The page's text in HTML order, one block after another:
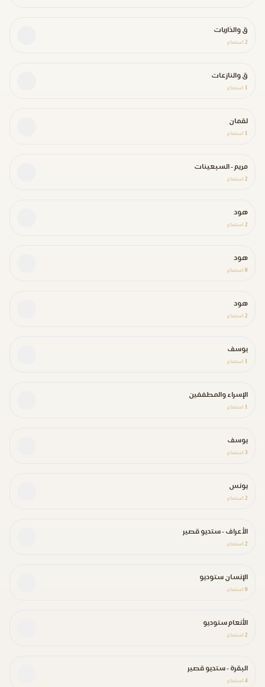
ق والذاريات
2 استماع
ق والنازعات
1 استماع
لقمان
1 استماع
مريم - السبعينات
2 استماع
هود
2 استماع
هود
0 استماع
هود
2 استماع
يوسف
1 استماع
الإسراء والمطففين
1 استماع
يوسف
3 استماع
يونس
2 استماع
الأعراف - ستديو قصير
2 استماع
الإنسان ستوديو
0 استماع
الأنعام ستوديو
2 استماع
البقرة - ستديو قصير
4 استماع